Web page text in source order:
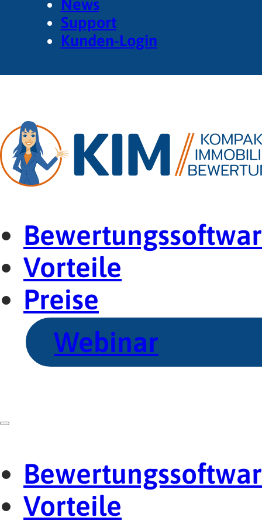
News
Support
Kunden-Login
Vorteile
Preise
Webinar
Vorteile